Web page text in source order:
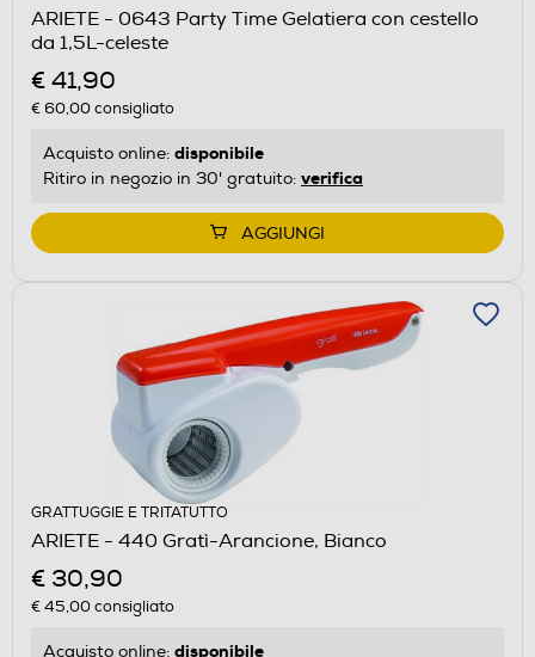
ARIETE - 0643 Party Time Gelatiera con cestello
da 1,5L-celeste
€ 41,90
€ 60,00consigliato
Acquisto online: disponibile
Ritiro in negozio in 30' gratuito: verifica
AGGIUNGI
GRATTUGGIE E TRITATUTTO
ARIETE - 440 Gratì-Arancione, Bianco
€ 30,90
€ 45,00consigliato
Acquisto online: disponibile